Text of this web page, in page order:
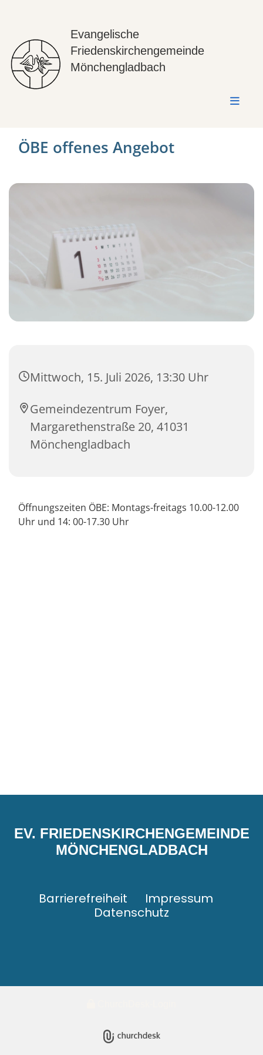
Evangelische
Friedenskirchengemeinde
Mönchengladbach
ÖBE offenes Angebot
Mittwoch, 15. Juli 2026, 13:30 Uhr
Gemeindezentrum Foyer,
Margarethenstraße 20, 41031
Mönchengladbach
Öffnungszeiten ÖBE: Montags-freitags 10.00-12.00
Uhr und 14: 00-17.30 Uhr
EV. FRIEDENSKIRCHENGEMEINDE
MÖNCHENGLADBACH
Barrierefreiheit
Impressum
Datenschutz